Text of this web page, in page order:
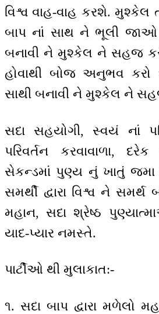
વિશ્વ વાહ-વાહ કરશે. મુશ્કેલ
બાપ નાં સાથ ને ભૂલી જાઓ
બનાવી ને મુશ્કેલ ને સહજ
હોવાથી બોજ અનુભવ કરો
સાથી બનાવી ને મુશ્કેલ ને
સદા સહયોગી, સ્વયં નાં
પરિવર્તન કરવાવાળા,
સેકન્ડમાં પુણ્ય નું ખાતું જમા
સમર્થી દ્વારા વિશ્વ ને સમર્થ
મહાન, સદા શ્રેષ્ઠ
યાદ-પ્યાર નમસ્તે.
પાર્ટીઓ થી મુલાકાત:-
૧. સદા બાપ દ્વારા મળેલો